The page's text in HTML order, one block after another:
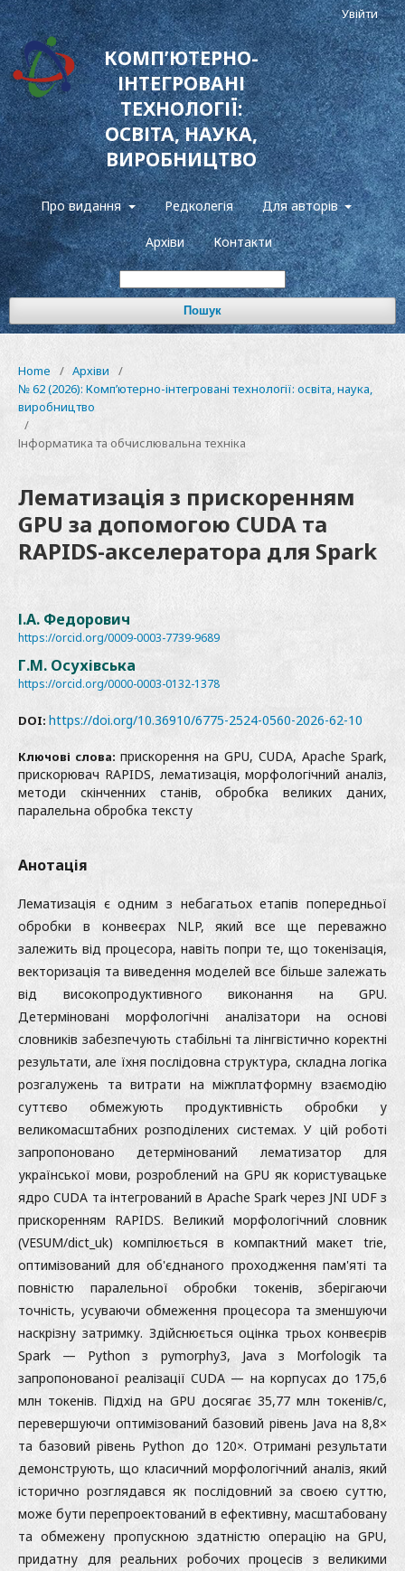
КОМП’ЮТЕРНО-
ІНТЕГРОВАНІ
ТЕХНОЛОГІЇ:
ОСВІТА, НАУКА,
ВИРОБНИЦТВО
Про видання Редколегія Для авторів
Архіви Контакти
Пошук
Увійти
Home / Архіви
/
№ 62 (2026): Компʼютерно-інтегровані технології: освіта, наука,
виробництво
/
Інформатика та обчислювальна техніка
Лематизація з прискоренням
GPU за допомогою CUDA та
RAPIDS-акселератора для Spark
І.А. Федорович
https://orcid.org/0009-0003-7739-9689
Г.М. Осухівська
https://orcid.org/0000-0003-0132-1378
DOI: https://doi.org/10.36910/6775-2524-0560-2026-62-10
Ключові слова: прискорення на GPU, CUDA, Apache Spark,
прискорювач RAPIDS, лематизація, морфологічний аналіз,
методи скінченних станів, обробка великих даних,
паралельна обробка тексту
Анотація
Лематизація є одним з небагатьох етапів попередньої
обробки в конвеєрах NLP, який все ще переважно
залежить від процесора, навіть попри те, що токенізація,
векторизація та виведення моделей все більше залежать
від високопродуктивного виконання на GPU.
Детерміновані морфологічні аналізатори на основі
словників забезпечують стабільні та лінгвістично коректні
результати, але їхня послідовна структура, складна логіка
розгалужень та витрати на міжплатформну взаємодію
суттєво обмежують продуктивність обробки у
великомасштабних розподілених системах. У цій роботі
запропоновано детермінований лематизатор для
української мови, розроблений на GPU як користувацьке
ядро CUDA та інтегрований в Apache Spark через JNI UDF з
прискоренням RAPIDS. Великий морфологічний словник
(VESUM/dict_uk) компілюється в компактний макет trie,
оптимізований для об'єднаного проходження пам'яті та
повністю паралельної обробки токенів, зберігаючи
точність, усуваючи обмеження процесора та зменшуючи
наскрізну затримку. Здійснюється оцінка трьох конвеєрів
Spark — Python з pymorphy3, Java з Morfologik та
запропонованої реалізації CUDA — на корпусах до 175,6
млн токенів. Підхід на GPU досягає 35,77 млн токенів/с,
перевершуючи оптимізований базовий рівень Java на 8,8×
та базовий рівень Python до 120×. Отримані результати
демонструють, що класичний морфологічний аналіз, який
історично розглядався як послідовний за своєю суттю,
може бути перепроектований в ефективну, масштабовану
та обмежену пропускною здатністю операцію на GPU,
придатну для реальних робочих процесів з великими